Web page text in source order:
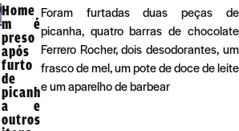
Home
m é
preso
após
furto
de
picanh
a e
outros
Foram furtadas duas peças de
picanha, quatro barras de chocolate
Ferrero Rocher, dois desodorantes, um
frasco de mel, um pote de doce de leite
e um aparelho de barbear